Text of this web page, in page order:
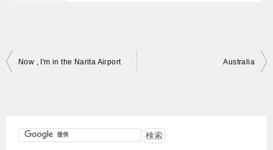
投
Now , I'm in the Narita Airport Australia